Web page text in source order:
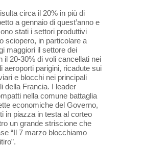
circa il 20% in più di
a gennaio di quest’anno e
stati i settori produttivi
sciopero, in particolare a
maggiori il settore dei
il 20-30% di voli cancellati nei
aeroporti parigini, ricadute sui
e blocchi nei principali
della Francia. I leader
nella comune battaglia
economiche del Governo,
in piazza in testa al corteo
un grande striscione che
“Il 7 marzo blocchiamo